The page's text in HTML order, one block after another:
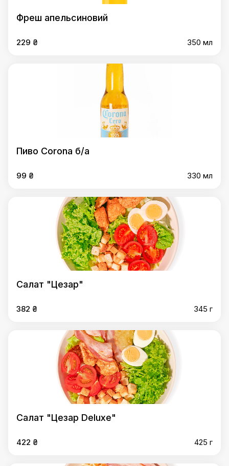
Фреш апельсиновий
229 ₴ 350 мл
Пиво Corona б/а
99 ₴ 330 мл
Салат "Цезар"
382 ₴ 345 г
Салат "Цезар Deluxe"
422 ₴ 425 г